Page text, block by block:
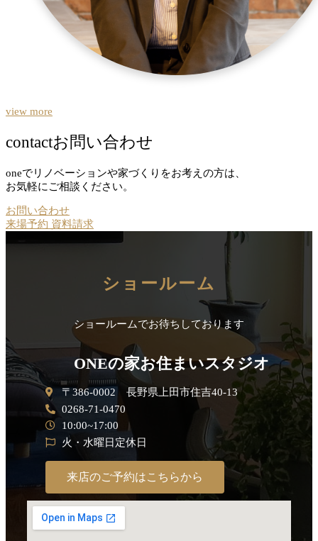
view more
contactお問い合わせ
oneでリノベーションや家づくりをお考えの方は、
お気軽にご相談ください。
お問い合わせ
来場予約 資料請求
ショールーム
ショールームでお待ちしております
ONEの家お住まいスタジオ
〒386-0002 長野県上田市住吉40-13
0268-71-0470
10:00~17:00
火・水曜日定休日
来店のご予約はこちらから